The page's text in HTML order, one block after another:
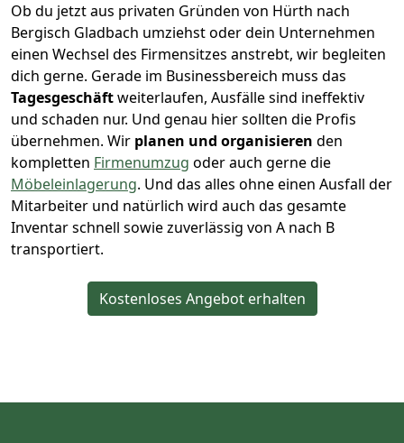
Ob du jetzt aus privaten Gründen von Hürth nach
Bergisch Gladbach umziehst oder dein Unternehmen
einen Wechsel des Firmensitzes anstrebt, wir begleiten
dich gerne. Gerade im Businessbereich muss das
Tagesgeschäftweiterlaufen, Ausfälle sind ineffektiv
und schaden nur. Und genau hier sollten die Profis
übernehmen. Wir planen und organisieren den
kompletten Firmenumzug oder auch gerne die
Möbeleinlagerung. Und das alles ohne einen Ausfall der
Mitarbeiter und natürlich wird auch das gesamte
Inventar schnell sowie zuverlässig von A nach B
transportiert.
Kostenloses Angebot erhalten